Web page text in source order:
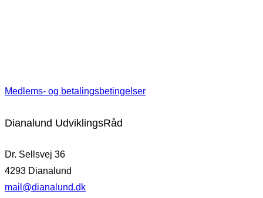
Medlems- og betalingsbetingelser
Dianalund UdviklingsRåd
Dr. Sellsvej 36
4293 Dianalund
mail@dianalund.dk